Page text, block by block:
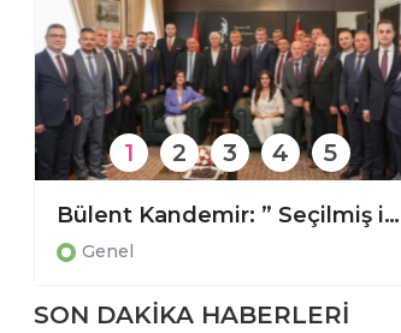
Payallar Gökkale Caddesi’ne sıcak asfalt
Genel
1 2 3 4 5
SON DAKİKA HABERLERİ